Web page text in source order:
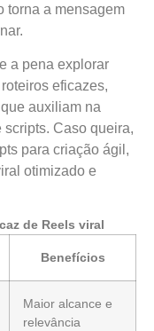
torna a mensagem
a pena explorar
eficazes,
auxiliam na
Caso queira,
para criação ágil,
otimizado e
de Reels viral
Benefícios
Maior alcance e
relevância